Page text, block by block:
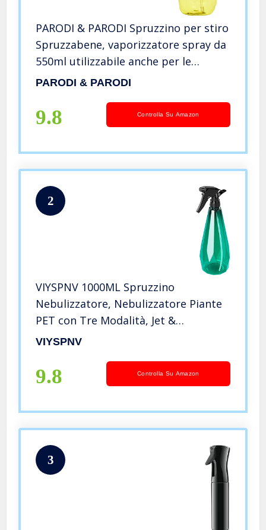
PARODI & PARODI Spruzzino per stiro
Spruzzabene, vaporizzatore spray da
550ml utilizzabile anche per le
piante, per stirare di colorazione
piante, spiaggia
PARODI & PARODI
9.8 Controlla Su Amazon
2
VIYSPNV 1000ML Spruzzino
Nebulizzatore, Nebulizzatore Piante
PET con Tre Modalità, Jet &
Nebulizzazione & Spegnimento,
Pulizia, Capelli, Viaggio (Verde)
VIYSPNV
9.8 Controlla Su Amazon
3